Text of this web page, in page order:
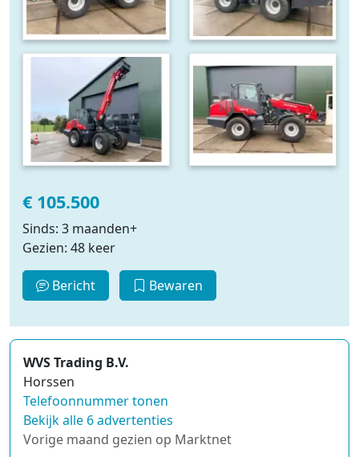
€ 105.500
Sinds: 3 maanden+
Gezien: 48 keer
Bericht Bewaren
WVS Trading B.V.
Horssen
Telefoonnummer tonen
Bekijk alle 6 advertenties
Vorige maand gezien op Marktnet